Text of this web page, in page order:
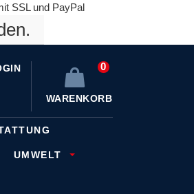
SSL und PayPal
0
WARENKORB
UMWELT